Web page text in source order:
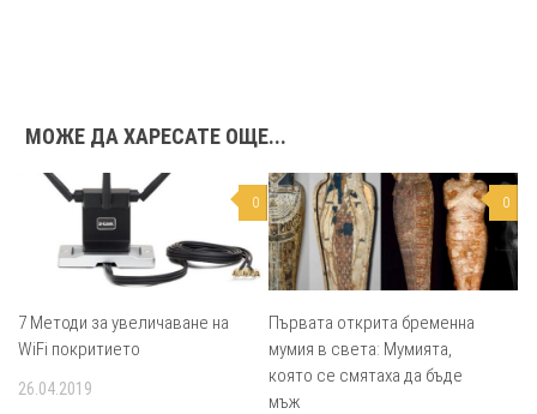
МОЖЕ ДА ХАРЕСАТЕ ОЩЕ...
0
7 Методи за увеличаване на
WiFi покритието
26.04.2019
0
Първата открита бременна
мумия в света: Мумията,
която се смятаха да бъде
мъж